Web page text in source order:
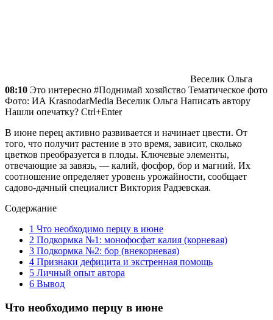
Веселик Ольга
08:10 Это интересно #Поднимай хозяйство Тематическое фото
Фото: ИА KrasnodarMedia Веселик Ольга Написать автору
Нашли опечатку? Ctrl+Enter
В июне перец активно развивается и начинает цвести. От
того, что получит растение в это время, зависит, сколько
цветков преобразуется в плоды. Ключевые элементы,
отвечающие за завязь, — калий, фосфор, бор и магний. Их
соотношение определяет уровень урожайности, сообщает
садово-дачный специалист Виктория Радзевская.
Содержание
1 Что необходимо перцу в июне
2 Подкормка №1: монофосфат калия (корневая)
3 Подкормка №2: бор (внекорневая)
4 Признаки дефицита и экстренная помощь
5 Личный опыт автора
6 Вывод
Что необходимо перцу в июне